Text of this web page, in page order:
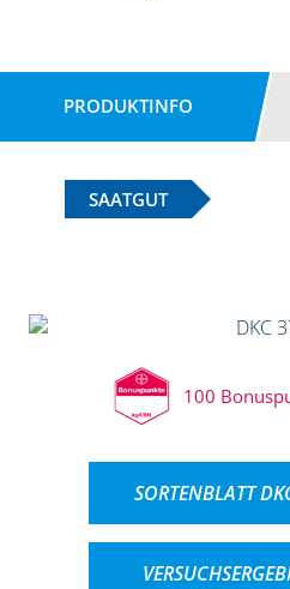
PRODUKTINFO
SAATGUT
100
SORTENBLATT